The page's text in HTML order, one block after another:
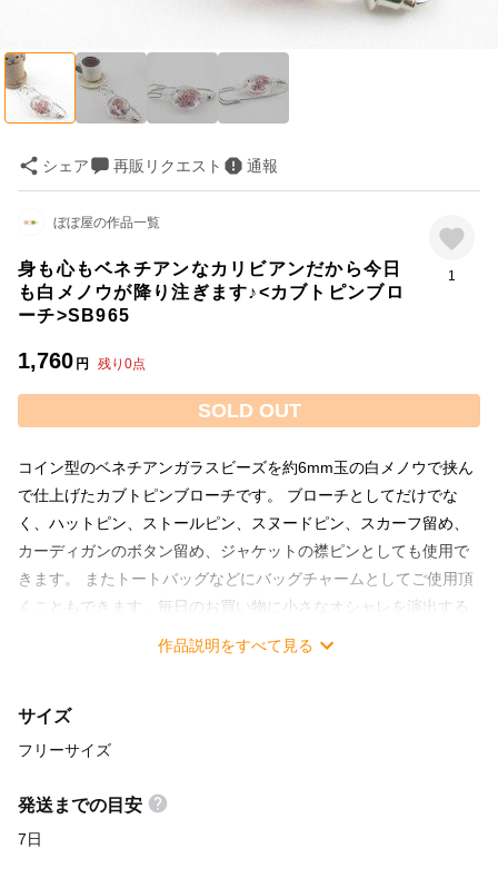
シェア 再販リクエスト 通報
ぼぼ屋の作品一覧
身も心もベネチアンなカリビアンだから今日
も白メノウが降り注ぎます♪<カブトピンブロ
ーチ>SB965
1,760 円 残り 0点
1
SOLD OUT
コイン型のベネチアンガラスビーズを約6mm玉の白メノウで挟ん
で仕上げたカブトピンブローチです。 ブローチとしてだけでな
く、ハットピン、ストールピン、スヌードピン、スカーフ留め、
カーディガンのボタン留め、ジャケットの襟ピンとしても使用で
きます。 またトートバッグなどにバッグチャームとしてご使用頂
くこともできます。毎日のお買い物に小さなオシャレを演出する
のも良いかもしれませんね。 1点もので金具は銀色です。どうぞ
い。 ●メノウ(アゲート) 赤や青などの様々な色があり、色によっ
て異なる効果を有するとされています。一般的に心身の安定や促
用材料:白メノウ、ベネチアンガラスビーズ、金具(メッキ) <<創作
ブローチについて>> 創作リングは、風景や映像などからインスピ
作品説明をすべて見る
サイズ
フリーサイズ
発送までの目安
7日